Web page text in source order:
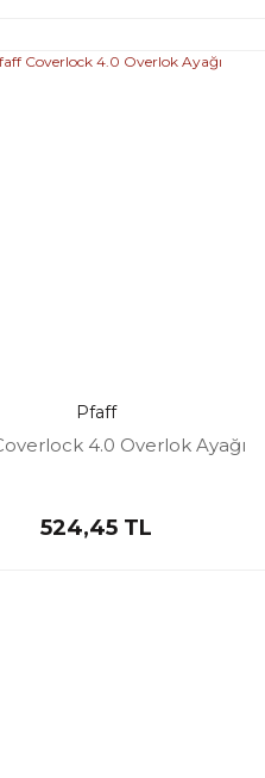
Pfaff
4.0 Overlok Ayağı
524,45 TL